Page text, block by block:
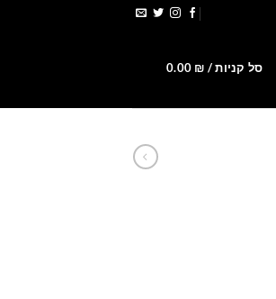
סל קניות / 0.00 ₪